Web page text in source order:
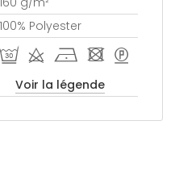
100% Polyester
R d h - >
Voir la légende